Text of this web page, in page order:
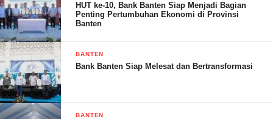
HUT ke-10, Bank Banten Siap Menjadi Bagian
Penting Pertumbuhan Ekonomi di Provinsi
Banten
BANTEN
Bank Banten Siap Melesat dan Bertransformasi
BANTEN